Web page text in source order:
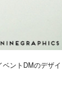
ントDMのデザイ